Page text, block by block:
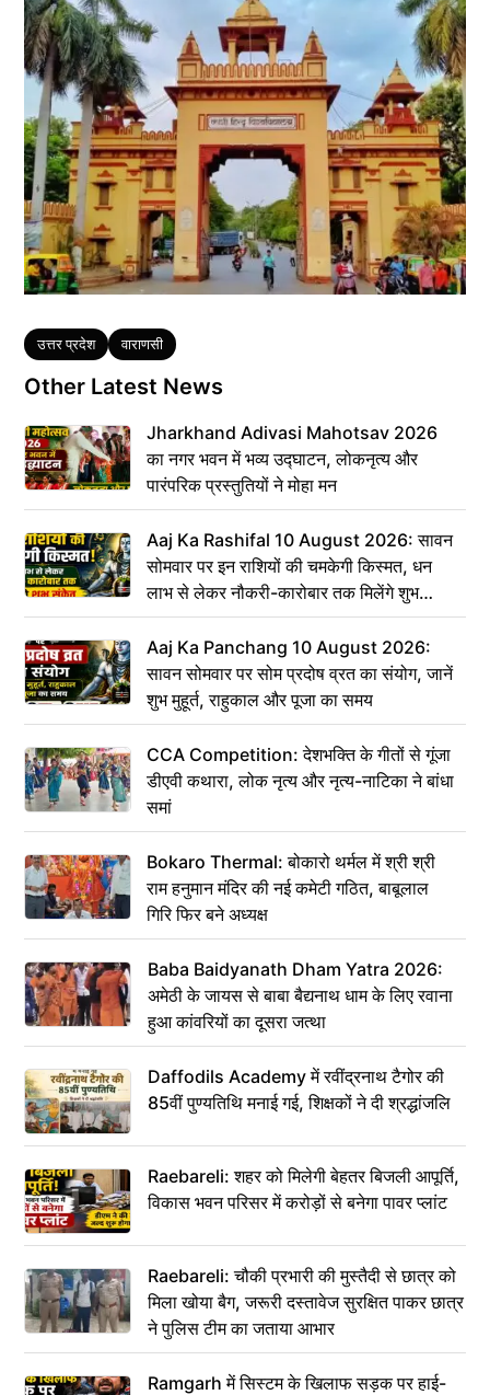
Tags
उत्तर प्रदेश वाराणसी
Other Latest News
Jharkhand Adivasi Mahotsav 2026
का नगर भवन में भव्य उद्घाटन, लोकनृत्य और
पारंपरिक प्रस्तुतियों ने मोहा मन
Aaj Ka Rashifal 10 August 2026: सावन
सोमवार पर इन राशियों की चमकेगी किस्मत, धन
लाभ से लेकर नौकरी-कारोबार तक मिलेंगे शुभ
संकेत
Aaj Ka Panchang 10 August 2026:
सावन सोमवार पर सोम प्रदोष व्रत का संयोग, जानें
शुभ मुहूर्त, राहुकाल और पूजा का समय
CCA Competition: देशभक्ति के गीतों से गूंजा
डीएवी कथारा, लोक नृत्य और नृत्य-नाटिका ने बांधा
समां
Bokaro Thermal: बोकारो थर्मल में श्री श्री
राम हनुमान मंदिर की नई कमेटी गठित, बाबूलाल
गिरि फिर बने अध्यक्ष
Baba Baidyanath Dham Yatra 2026:
अमेठी के जायस से बाबा बैद्यनाथ धाम के लिए रवाना
हुआ कांवरियों का दूसरा जत्था
Daffodils Academy में रवींद्रनाथ टैगोर की
85वीं पुण्यतिथि मनाई गई, शिक्षकों ने दी श्रद्धांजलि
Raebareli: शहर को मिलेगी बेहतर बिजली आपूर्ति,
विकास भवन परिसर में करोड़ों से बनेगा पावर प्लांट
Raebareli: चौकी प्रभारी की मुस्तैदी से छात्र को
मिला खोया बैग, जरूरी दस्तावेज सुरक्षित पाकर छात्र
ने पुलिस टीम का जताया आभार
Ramgarh में सिस्टम के खिलाफ सड़क पर हाई-